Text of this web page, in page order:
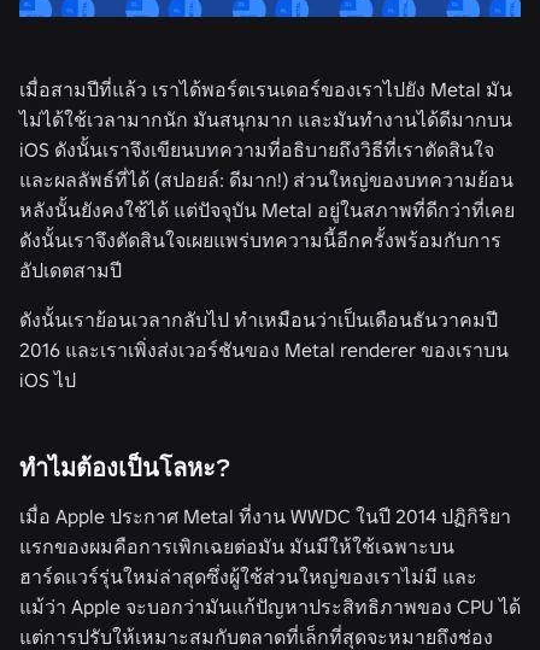
เมื่อสามปีที่แล้ว เราได้พอร์ตเรนเดอร์ของเราไปยัง Metal มัน
ไม่ได้ใช้เวลามากนัก มันสนุกมาก และมันทำงานได้ดีมากบน
iOS ดังนั้นเราจึงเขียนบทความที่อธิบายถึงวิธีที่เราตัดสินใจ
และผลลัพธ์ที่ได้ (สปอยล์: ดีมาก!) ส่วนใหญ่ของบทความย้อน
หลังนั้นยังคงใช้ได้ แต่ปัจจุบัน Metal อยู่ในสภาพที่ดีกว่าที่เคย
ดังนั้นเราจึงตัดสินใจเผยแพร่บทความนี้อีกครั้งพร้อมกับการ
อัปเดตสามปี
ดังนั้นเราย้อนเวลากลับไป ทำเหมือนว่าเป็นเดือนธันวาคมปี
2016 และเราเพิ่งส่งเวอร์ชันของ Metal renderer ของเราบน
iOS ไป
ทำไมต้องเป็นโลหะ?
เมื่อ Apple ประกาศ Metal ที่งาน WWDC ในปี 2014 ปฏิกิริยา
แรกของผมคือการเพิกเฉยต่อมัน มันมีให้ใช้เฉพาะบน
ฮาร์ดแวร์รุ่นใหม่ล่าสุดซึ่งผู้ใช้ส่วนใหญ่ของเราไม่มี และ
แม้ว่า Apple จะบอกว่ามันแก้ปัญหาประสิทธิภาพของ CPU ได้
แต่การปรับให้เหมาะสมกับตลาดที่เล็กที่สุดจะหมายถึงช่อง